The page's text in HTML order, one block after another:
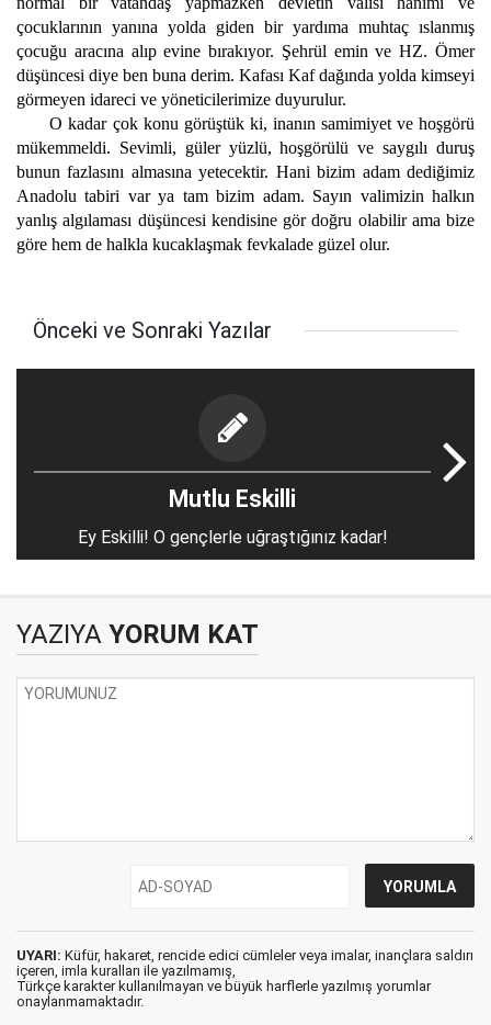
çocuklarının yanına yolda giden bir yardıma muhtaç ıslanmış
çocuğu aracına alıp evine bırakıyor. Şehrül emin ve HZ. Ömer
düşüncesi diye ben buna derim. Kafası Kaf dağında yolda kimseyi
görmeyen idareci ve yöneticilerimize duyurulur.
O kadar çok konu görüştük ki, inanın samimiyet ve hoşgörü
mükemmeldi. Sevimli, güler yüzlü, hoşgörülü ve saygılı duruş
bunun fazlasını almasına yetecektir. Hani bizim adam dediğimiz
Anadolu tabiri var ya tam bizim adam. Sayın valimizin halkın
yanlış algılaması düşüncesi kendisine gör doğru olabilir ama bize
göre hem de halkla kucaklaşmak fevkalade güzel olur.
Önceki ve Sonraki Yazılar
Mutlu Eskilli
Ey Eskilli! O gençlerle uğraştığınız kadar!
YAZIYA YORUM KAT
UYARI: Küfür, hakaret, rencide edici cümleler veya imalar, inançlara saldırı
içeren, imla kuralları ile yazılmamış,
Türkçe karakter kullanılmayan ve büyük harflerle yazılmış yorumlar
onaylanmamaktadır.